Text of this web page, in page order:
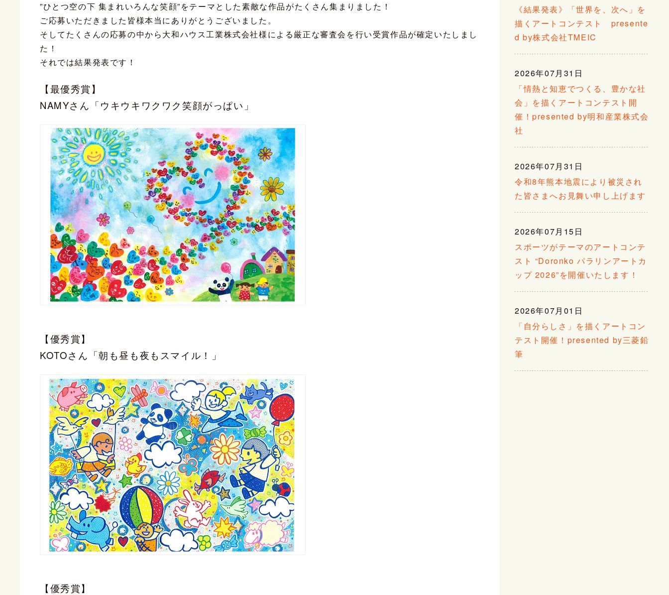
”ひとつ空の下 集まれいろんな笑顔”をテーマとした素敵な作品がたくさん集まりました！
ご応募いただきました皆様本当にありがとうございました。
そしてたくさんの応募の中から大和ハウス工業株式会社様による厳正な審査会を行い受賞作品が確定いたしまし
た！
それでは結果発表です！
【最優秀賞】
NAMYさん「ウキウキワクワク笑顔がっぱい」
【優秀賞】
KOTOさん「朝も昼も夜もスマイル！」
【優秀賞】
《結果発表》「世界を、次へ」を
描くアートコンテスト presente
d by株式会社TMEIC
2026年07月31日
「情熱と知恵でつくる、豊かな社
会」を描くアートコンテスト開
催！presented by明和産業株式会
社
2026年07月31日
令和8年熊本地震により被災され
た皆さまへお見舞い申し上げます
2026年07月15日
スポーツがテーマのアートコンテ
スト “Doronko パラリンアートカ
ップ 2026”を開催いたします！
2026年07月01日
「自分らしさ」を描くアートコン
テスト開催！presented by三菱鉛
筆